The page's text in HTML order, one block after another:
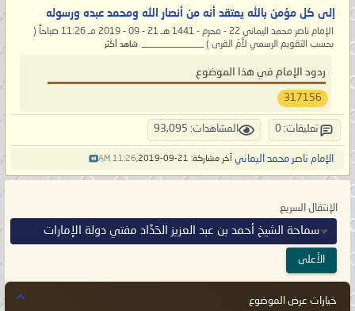
إلى كل مؤمن بالله يعتقد أنه من أنصار الله ومحمد عبده ورسوله
الإمام ناصر محمد اليماني 22 - محرم - 1441 هـ 21 - 09 - 2019 مـ 11:26 صباحاً (
بحسب التقويم الرسمي لأمّ القرى ) _____________
شاهد أكثر
ردود الإمام في هذا الموضوع
317156
تعليقات: 0 المشاهدات: 93,095
الإمام ناصر محمد اليماني آخر مشاركة: 21-09-2019, 11:26 AM
الإنتقال السريع
سماحة الشيخ أحمد بن عبد العزيز الحَدَّاد مفتي دولة الإمارات
الأعلى
خيارات عرض الموضوع